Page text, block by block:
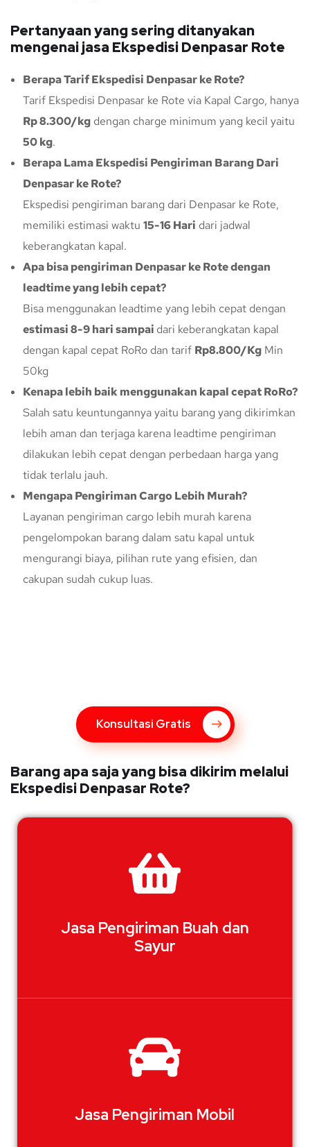
Pertanyaan yang sering ditanyakan
mengenai jasa Ekspedisi Denpasar Rote
Berapa Tarif Ekspedisi Denpasar ke Rote?
Tarif Ekspedisi Denpasar ke Rote via Kapal Cargo, hanya
Rp 8.300/kg dengan charge minimum yang kecil yaitu
50 kg.
Berapa Lama Ekspedisi Pengiriman Barang Dari
Denpasar ke Rote?
Ekspedisi pengiriman barang dari Denpasar ke Rote,
memiliki estimasi waktu 15-16 Hari dari jadwal
keberangkatan kapal.
Apa bisa pengiriman Denpasar ke Rote dengan
leadtime yang lebih cepat?
Bisa menggunakan leadtime yang lebih cepat dengan
estimasi 8-9 hari sampai dari keberangkatan kapal
dengan kapal cepat RoRo dan tarif Rp8.800/Kg Min
50kg
Kenapa lebih baik menggunakan kapal cepat RoRo?
Salah satu keuntungannya yaitu barang yang dikirimkan
lebih aman dan terjaga karena leadtime pengiriman
dilakukan lebih cepat dengan perbedaan harga yang
tidak terlalu jauh.
Mengapa Pengiriman Cargo Lebih Murah?
Layanan pengiriman cargo lebih murah karena
pengelompokan barang dalam satu kapal untuk
mengurangi biaya, pilihan rute yang efisien, dan
cakupan sudah cukup luas.
Konsultasi Gratis
Barang apa saja yang bisa dikirim melalui
Ekspedisi Denpasar Rote?
Jasa Pengiriman Buah dan
Sayur
Jasa Pengiriman Mobil